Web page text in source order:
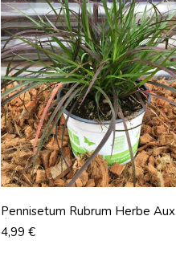
Pennisetum Rubrum Herbe Aux
Écouvillons Pourpres
Prix
4,99 €